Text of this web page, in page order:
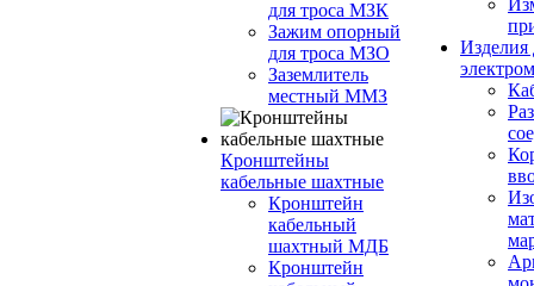
для троса МЗК
Зажим опорный
для троса МЗО
Заземлитель
местный ММЗ
Кронштейны
кабельные шахтные
Кронштейн
кабельный
шахтный МДБ
Кронштейн
Изделия